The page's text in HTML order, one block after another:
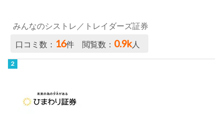
みんなのシストレ／トレイダーズ証券
口コミ数： 16件 閲覧数： 0.9k人